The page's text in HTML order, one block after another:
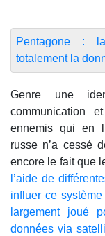
Pentagone :
totalement la
Genre une
communication
ennemis qui en
russe n’a cessé
encore le fait que
l’aide de
influer ce
largement joué
données via